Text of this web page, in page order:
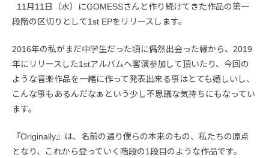
11月11日（水）にGOMESSさんと作り続けてきた作品の第一
段階の区切りとして1st EPをリリースします。
2016年の私がまだ中学生だった頃に偶然出会った縁から、2019
年にリリースした1stアルバムへ客演参加して頂いたり、今回の
ような音楽作品を一緒に作って発表出来る事はとても嬉しいし、
こんな事もあるんだなぁという少し不思議な気持ちにもなってい
ます。
『Originally』は、名前の通り僕らの本来のもの、私たちの原点
となり、これから登っていく階段の1段目のような作品です。